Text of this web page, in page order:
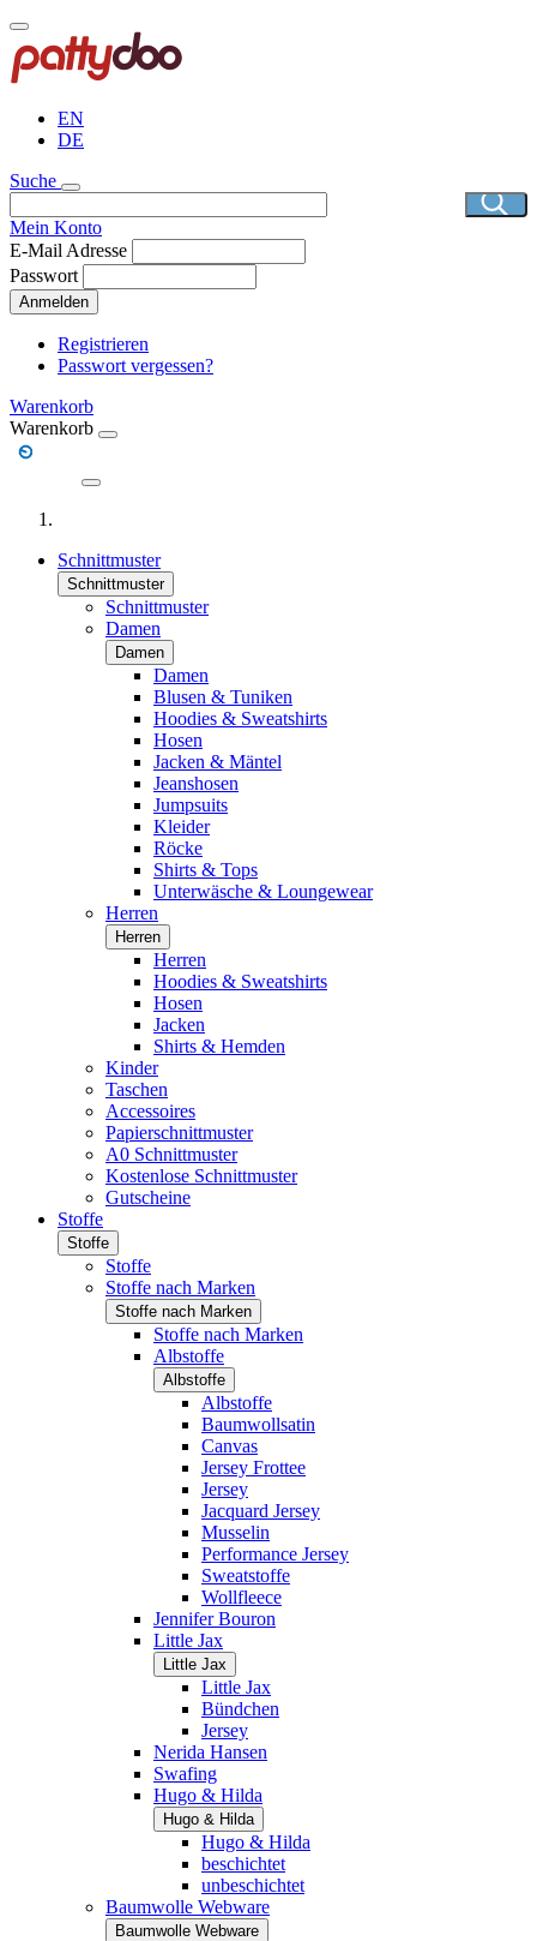
Direkt
zum
Inhalt
EN
DE
Suche
Mein Konto
E-Mail Adresse
Passwort
Anmelden
Registrieren
Passwort vergessen?
Warenkorb
Warenkorb
Schnittmuster
Schnittmuster
Schnittmuster
Damen
Damen
Damen
Blusen & Tuniken
Hoodies & Sweatshirts
Hosen
Jacken & Mäntel
Jeanshosen
Jumpsuits
Kleider
Röcke
Shirts & Tops
Unterwäsche & Loungewear
Herren
Herren
Herren
Hoodies & Sweatshirts
Hosen
Jacken
Shirts & Hemden
Kinder
Taschen
Accessoires
Papierschnittmuster
A0 Schnittmuster
Kostenlose Schnittmuster
Gutscheine
Stoffe
Stoffe
Stoffe
Stoffe nach Marken
Stoffe nach Marken
Stoffe nach Marken
Albstoffe
Albstoffe
Albstoffe
Baumwollsatin
Canvas
Jersey Frottee
Jersey
Jacquard Jersey
Musselin
Performance Jersey
Sweatstoffe
Wollfleece
Jennifer Bouron
Little Jax
Little Jax
Little Jax
Bündchen
Jersey
Nerida Hansen
Swafing
Hugo & Hilda
Hugo & Hilda
Hugo & Hilda
beschichtet
unbeschichtet
Baumwolle Webware
Baumwolle Webware